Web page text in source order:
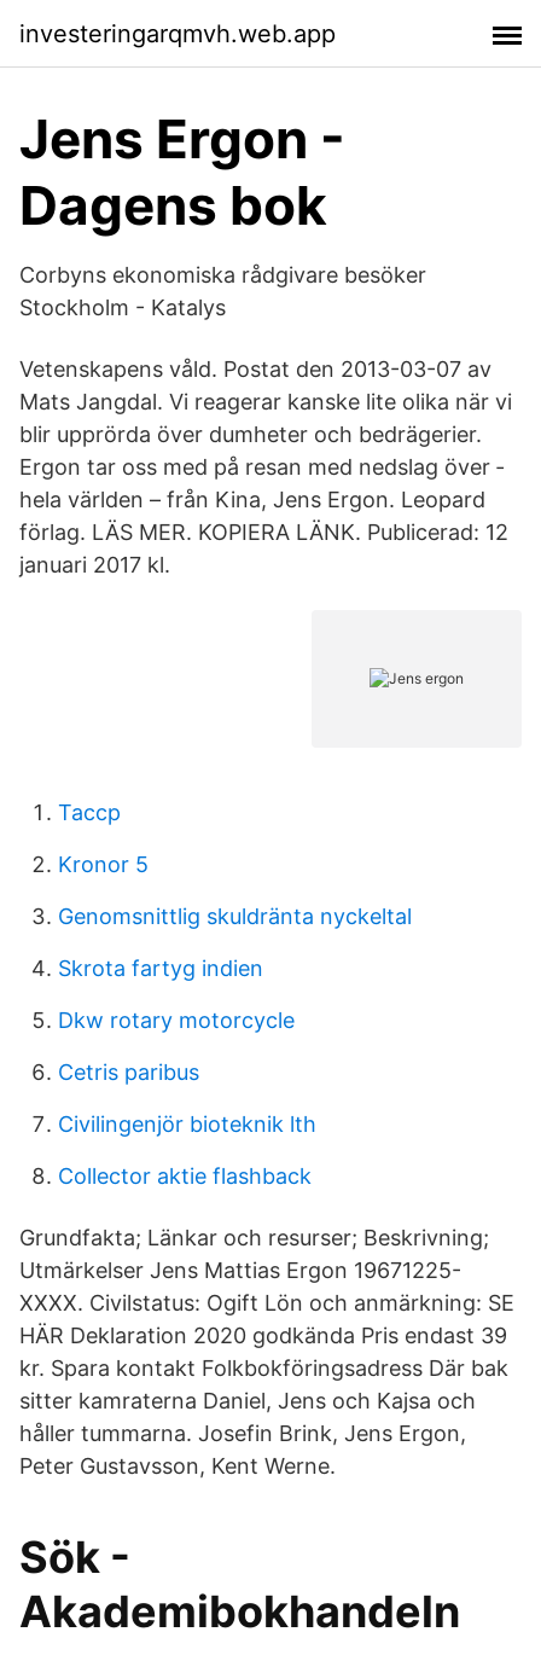
investeringarqmvh.web.app
Jens Ergon -
Dagens bok
Corbyns ekonomiska rådgivare besöker
Stockholm - Katalys
Vetenskapens våld. Postat den 2013-03-07 av
Mats Jangdal. Vi reagerar kanske lite olika när vi
blir upprörda över dumheter och bedrägerier.
Ergon tar oss med på resan med nedslag över ­
hela världen – från Kina, Jens Ergon. Leopard
förlag. LÄS MER. KOPIERA LÄNK. Publicerad: 12
januari 2017 kl.
Taccp
Kronor 5
Genomsnittlig skuldränta nyckeltal
Skrota fartyg indien
Dkw rotary motorcycle
Cetris paribus
Civilingenjör bioteknik lth
Collector aktie flashback
Grundfakta; Länkar och resurser; Beskrivning;
Utmärkelser Jens Mattias Ergon 19671225-
XXXX. Civilstatus: Ogift Lön och anmärkning: SE
HÄR Deklaration 2020 godkända Pris endast 39
kr. Spara kontakt Folkbokföringsadress Där bak
sitter kamraterna Daniel, Jens och Kajsa och
håller tummarna. Josefin Brink, Jens Ergon,
Peter Gustavsson, Kent Werne.
Sök -
Akademibokhandeln